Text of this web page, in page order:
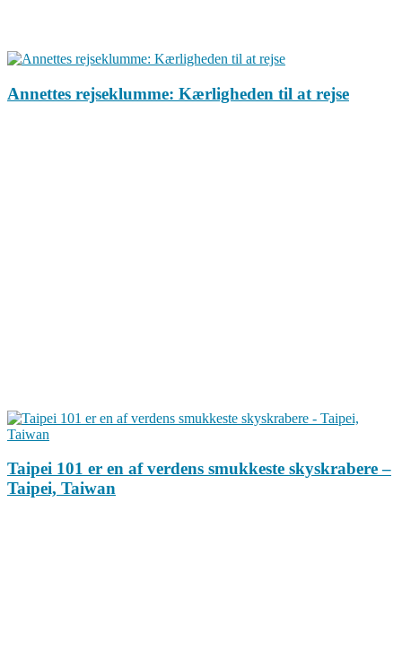
Annettes rejseklumme: Kærligheden til at rejse
Taipei 101 er en af verdens smukkeste skyskrabere –
Taipei, Taiwan